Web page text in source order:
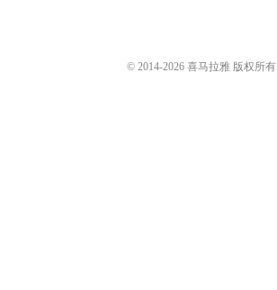
© 2014-2026 喜马拉雅 版权所有